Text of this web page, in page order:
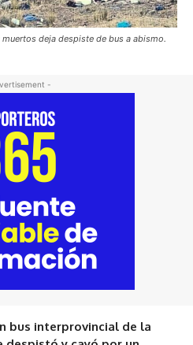
deja despiste de bus a abismo.
-
bus interprovincial de la